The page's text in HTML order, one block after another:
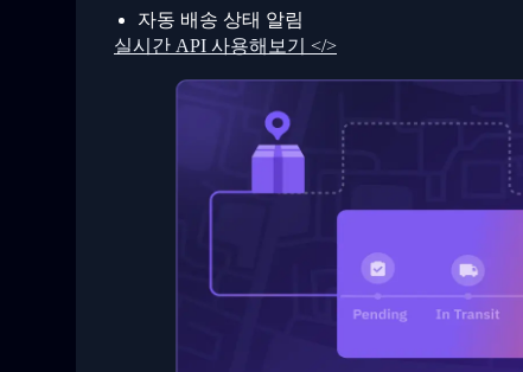
32
34
    ]
  }
}
자동 배송 상태 알림
실시간 API 사용해보기 </>